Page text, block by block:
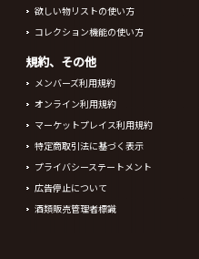
欲しい物リストの使い方
コレクション機能の使い方
規約、その他
メンバーズ利用規約
オンライン利用規約
マーケットプレイス利用規約
特定商取引法に基づく表示
プライバシーステートメント
広告停止について
酒類販売管理者標識